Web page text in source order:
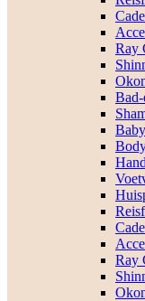
Ray
Bad-
Ray